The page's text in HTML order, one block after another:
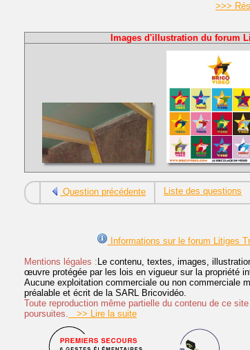
>>>
Images d'illustration du forum
Question précédente Liste des questions
Informations sur le forum Litiges
Mentions légales :Le contenu, textes, images,
œuvre protégée par les lois en vigueur sur la propriété
Aucune exploitation commerciale ou non commerciale
préalable et écrit de la SARL Bricovidéo.
Toute reproduction même partielle du contenu de ce
poursuites.
>> Lire la suite